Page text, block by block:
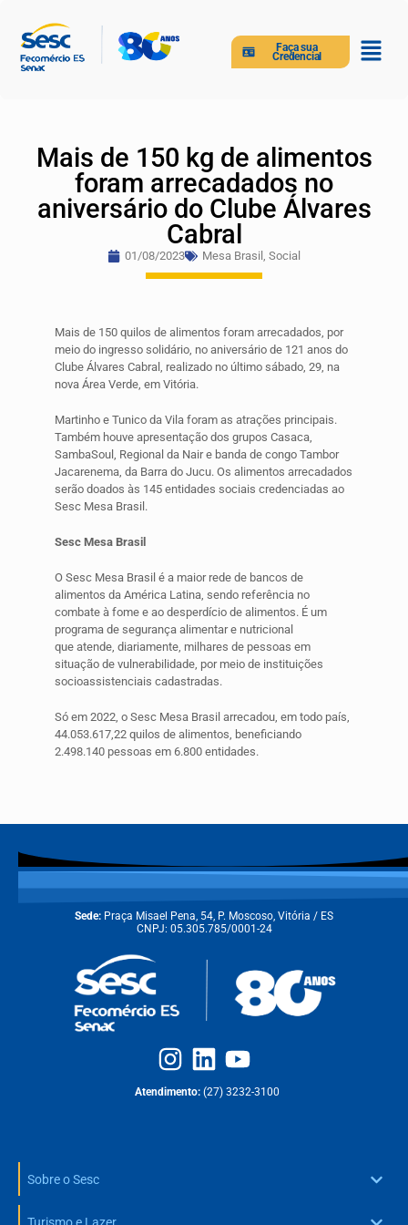
Faça sua
Credencial
Mais de 150 kg de alimentos
foram arrecadados no
aniversário do Clube Álvares
Cabral
01/08/2023 Mesa Brasil , Social
Mais de 150 quilos de alimentos foram arrecadados, por
meio do ingresso solidário, no aniversário de 121 anos do
Clube Álvares Cabral, realizado no último sábado, 29, na
nova Área Verde, em Vitória.
Martinho e Tunico da Vila foram as atrações principais.
Também houve apresentação dos grupos Casaca,
SambaSoul, Regional da Nair e banda de congo Tambor
Jacarenema, da Barra do Jucu. Os alimentos arrecadados
serão doados às 145 entidades sociais credenciadas ao
Sesc Mesa Brasil.
Sesc Mesa Brasil
O Sesc Mesa Brasil é a maior rede de bancos de
alimentos da América Latina, sendo referência no
combate à fome e ao desperdício de alimentos. É um
programa de segurança alimentar e nutricional
que atende, diariamente, milhares de pessoas em
situação de vulnerabilidade, por meio de instituições
socioassistenciais cadastradas.
Só em 2022, o Sesc Mesa Brasil arrecadou, em todo país,
44.053.617,22 quilos de alimentos, beneficiando
2.498.140 pessoas em 6.800 entidades.
Sede: Praça Misael Pena, 54, P. Moscoso, Vitória / ES
CNPJ: 05.305.785/0001-24
Atendimento: (27) 3232-3100
Sobre o Sesc